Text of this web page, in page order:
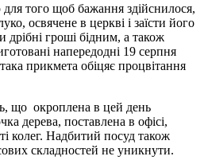
того щоб бажання здійснилося,
освячене в церкві і заїсти його
гроші бідним, а також
напередодні 19 серпня
прикмета обіцяє процвітання
що окроплена в цей день
дерева, поставлена в офісі,
колег. Надбитий посуд також
складностей не уникнути.